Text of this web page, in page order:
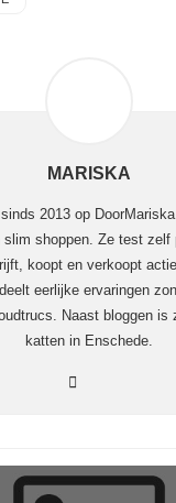
MARISKA
2013 op
slim shoppen. Ze test zelf
koopt en verkoopt
eerlijke ervaringen
Naast bloggen is
katten in Enschede.